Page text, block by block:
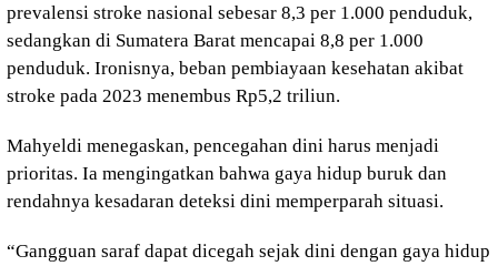
prevalensi stroke nasional sebesar 8,3 per 1.000 penduduk,
sedangkan di Sumatera Barat mencapai 8,8 per 1.000
penduduk. Ironisnya, beban pembiayaan kesehatan akibat
stroke pada 2023 menembus Rp5,2 triliun.
Mahyeldi menegaskan, pencegahan dini harus menjadi
prioritas. Ia mengingatkan bahwa gaya hidup buruk dan
rendahnya kesadaran deteksi dini memperparah situasi.
“Gangguan saraf dapat dicegah sejak dini dengan gaya hidup